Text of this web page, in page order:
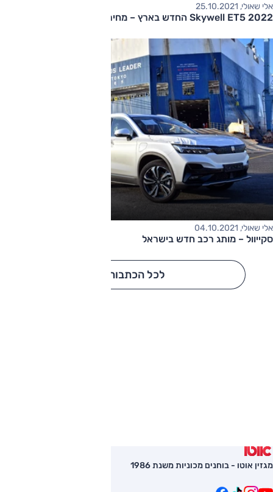
אלי שאולי, 25.10.2021
Skywell ET5 2022 החדש בארץ – מחיר החל מ-175,000 שקלים
אלי שאולי, 04.10.2021
סקייוול – מותג רכב חדש בישראל
לכל הכתבות
מגזין אוטו - בוחנים מכוניות משנת 1986